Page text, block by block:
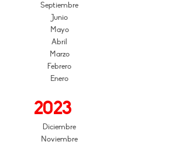
Septiembre
Junio
Mayo
Abril
Marzo
Febrero
Enero
2023
Diciembre
Noviembre